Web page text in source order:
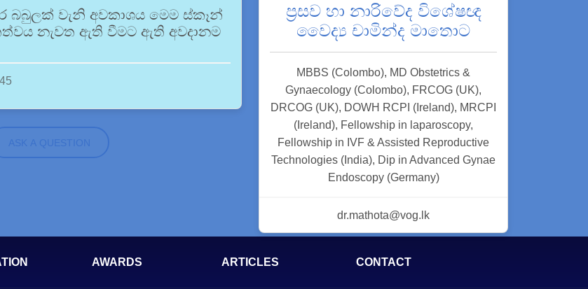
බබුලක් වැනි අවකාශය මෙම ස්කෑන්
නැවත ඇති වීමට ඇති අවදානම
ASK A QUESTION
ප්‍රසව හා නාරිවේද විශේෂඥ
වෛද්‍ය චාමින්ද මාතොට
MBBS (Colombo), MD Obstetrics &
Gynaecology (Colombo), FRCOG (UK),
DRCOG (UK), DOWH RCPI (Ireland), MRCPI
(Ireland), Fellowship in laparoscopy,
Fellowship in IVF & Assisted Reproductive
Technologies (India), Dip in Advanced Gynae
Endoscopy (Germany)
dr.mathota@vog.lk
AWARDS ARTICLES CONTACT